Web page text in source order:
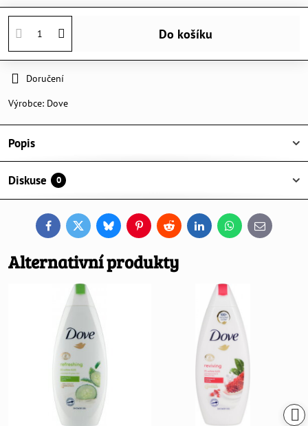
Do košíku
Doručení
Výrobce: Dove
Popis
Diskuse 0
FacebookTwitterBlueskyPinterestReddit LinkedInWhatsApp
E-
mail
Alternativní produkty